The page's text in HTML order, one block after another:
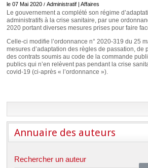
IT
le 07 Mai 2020 / Administratif | Affaires
Le gouvernement a complété son régime
administratifs à la crise sanitaire, par une
2020 portant diverses mesures prises pour faire
Celle-ci modifie l’ordonnance n° 2020-319 du 25
mesures d’adaptation des règles de passation, de
des contrats soumis au code de la commande
publics qui n’en relèvent pas pendant la crise
covid-19 (ci-après « l’ordonnance »).
Annuaire des auteurs
Rechercher un auteur